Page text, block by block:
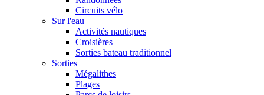
Circuits vélo
Sur l'eau
Activités nautiques
Croisières
Sorties bateau traditionnel
Sorties
Mégalithes
Plages